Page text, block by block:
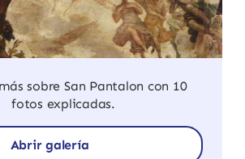
sobre San Pantalon con 10
fotos explicadas.
Abrir galería